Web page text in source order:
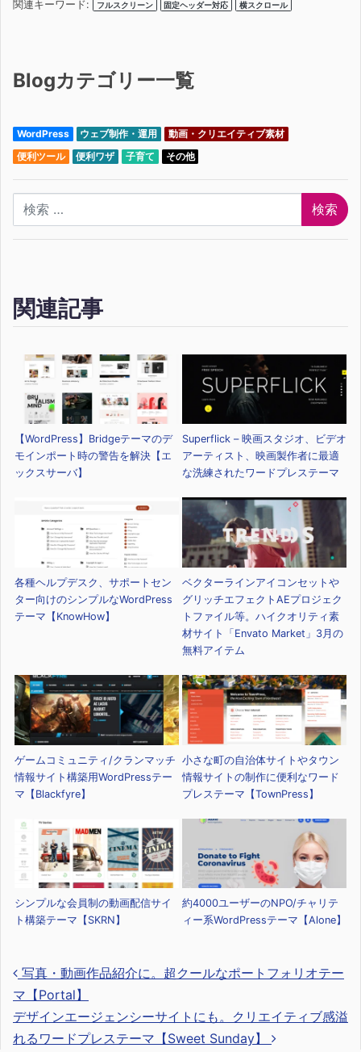
関連キーワード: フルスクリーン 固定ヘッダー対応 横スクロール
Blogカテゴリー一覧
WordPress ウェブ制作・運用
動画・クリエイティブ素材
便利ツール
便利ワザ 子育て その他
検索
関連記事
【WordPress】Bridgeテーマのデ
モインポート時の警告を解決【エ
ックスサーバ】
Superflick – 映画スタジオ、ビデオ
アーティスト、映画製作者に最適
な洗練されたワードプレステーマ
各種ヘルプデスク、サポートセン
ター向けのシンプルなWordPress
テーマ【KnowHow】
ベクターラインアイコンセットや
グリッチエフェクトAEプロジェク
トファイル等。ハイクオリティ素
材サイト「Envato Market」3月の
無料アイテム
ゲームコミュニティ/クランマッチ
情報サイト構築用WordPressテー
マ【Blackfyre】
小さな町の自治体サイトやタウン
情報サイトの制作に便利なワード
プレステーマ【TownPress】
シンプルな会員制の動画配信サイ
ト構築テーマ【SKRN】
約4000ユーザーのNPO/チャリテ
ィー系WordPressテーマ【Alone】
投稿ナビゲーション
写真・動画作品紹介に。超クールなポートフォリオテー
マ【Portal】
デザインエージェンシーサイトにも。クリエイティブ感溢
れるワードプレステーマ【Sweet Sunday】